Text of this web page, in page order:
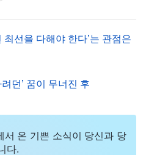
해, 다들 원칙에 진입하지
, 사역의 오류도 발견하지
성과가 없었습니다. 안신
시 진도가 더뎠고, 양육 담
해결하지 못했습니다. 이
하나님 앞에 나아 와 기도
본분을 이행한 이래로 본
최선을 다해야 한다’는 관점은
던’ 꿈이 무너진 후
서 온 기쁜 소식이 당신과 당
다.